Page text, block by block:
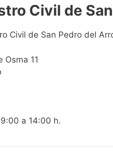
Civil de
Civil de San Pedro del
Osma 11
a 14:00 h.